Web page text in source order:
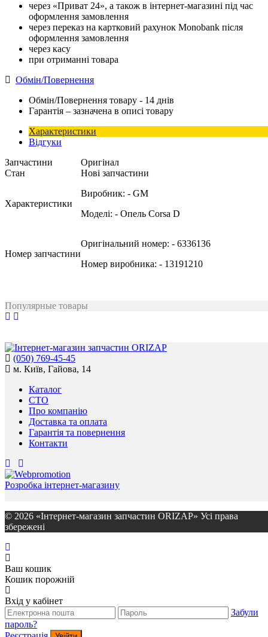
через «Приват 24», а також в інтернет-магазині під час
оформлення замовлення
через переказ на картковий рахунок Monobank після
оформлення замовлення
через касу
при отриманні товара
Обмін/Повернення
Обмін/Повернення товару - 14 днів
Гарантія – зазначена в описі товару
Характеристики
Відгуки
Запчастини
Оригінал
Стан
Нові запчастини
Характеристики
Виробник: - GM
Моделі: - Опель Corsa D
Номер запчастини
Оригінальний номер: - 6336136
Номер виробника: - 13191210
Популярные товары
(050) 769-45-45
м. Київ, Гайова, 14
Каталог
СТО
Про компанію
Доставка та оплата
Гарантія та повернення
Контакти
Розробка інтернет-магазину
© 2026 «Інтернет-магазин запчастин ORIZAP» Усі права
збережені
Ваш кошик
Кошик порожній
Вхід у кабінет
Забули
пароль?